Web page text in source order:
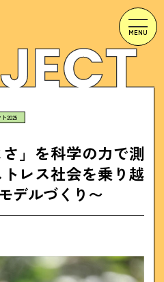
2025
」を科学の力で測
レス社会を乗り越
デルづくり〜